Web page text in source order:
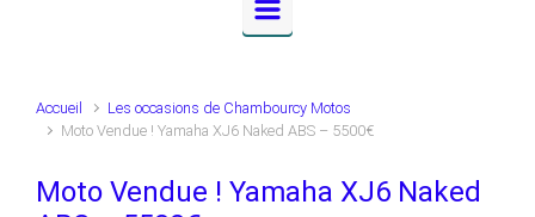
Accueil
Les occasions de Chambourcy Motos
Moto Vendue ! Yamaha XJ6 Naked ABS – 5500€
Moto Vendue ! Yamaha XJ6 Naked